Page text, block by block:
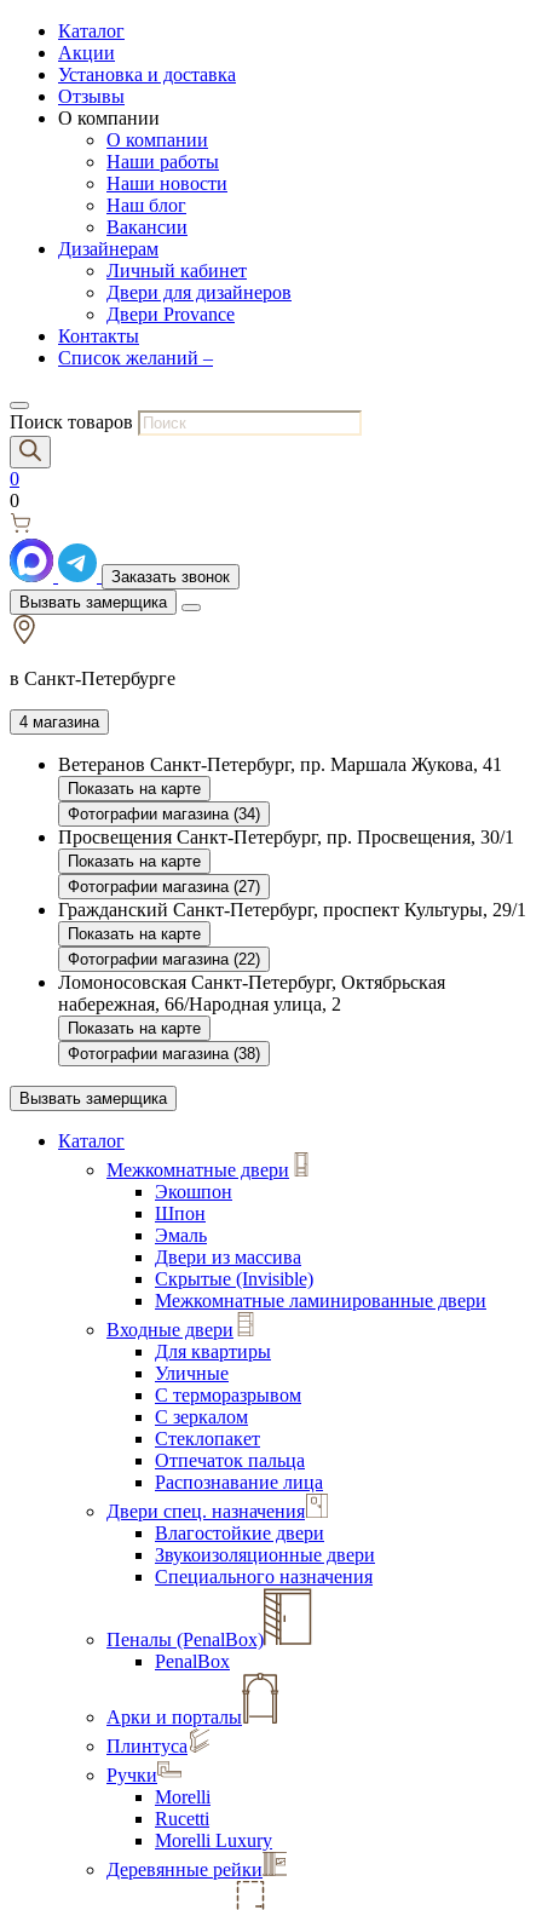
Каталог
Акции
Установка и доставка
Отзывы
О компании
О компании
Наши работы
Наши новости
Наш блог
Вакансии
Дизайнерам
Личный кабинет
Двери для дизайнеров
Двери Provance
Контакты
Список желаний –
Поиск товаров
0
0
Заказать звонок
Вызвать замерщика
в Санкт-Петербурге
4 магазина
Ветеранов Санкт-Петербург, пр. Маршала Жукова, 41
Показать на карте
Фотографии магазина (34)
Просвещения Санкт-Петербург, пр. Просвещения, 30/1
Показать на карте
Фотографии магазина (27)
Гражданский Санкт-Петербург, проспект Культуры, 29/1
Показать на карте
Фотографии магазина (22)
Ломоносовская Санкт-Петербург, Октябрьская
набережная, 66/Народная улица, 2
Показать на карте
Фотографии магазина (38)
Вызвать замерщика
Каталог
Межкомнатные двери
Экошпон
Шпон
Эмаль
Двери из массива
Скрытые (Invisible)
Межкомнатные ламинированные двери
Входные двери
Для квартиры
Уличные
С терморазрывом
С зеркалом
Стеклопакет
Отпечаток пальца
Распознавание лица
Двери спец. назначения
Влагостойкие двери
Звукоизоляционные двери
Специального назначения
Пеналы (PenalBox)
PenalBox
Арки и порталы
Плинтуса
Ручки
Morelli
Rucetti
Morelli Luxury
Деревянные рейки